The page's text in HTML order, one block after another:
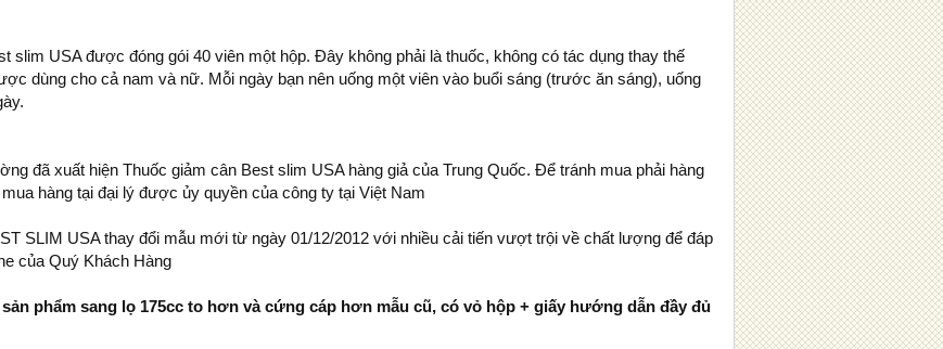
slim USA được đóng gói 40 viên một hộp. Đây không phải là thuốc, không có tác dụng thay thế
dùng cho cả nam và nữ. Mỗi ngày bạn nên uống một viên vào buổi sáng (trước ăn sáng), uống
đã xuất hiện Thuốc giảm cân Best slim USA hàng giả của Trung Quốc. Để tránh mua phải hàng
hàng tại đại lý được ủy quyền của công ty tại Việt Nam
SLIM USA thay đổi mẫu mới từ ngày 01/12/2012 với nhiều cải tiến vượt trội về chất lượng để đáp
của Quý Khách Hàng
sản phẩm sang lọ 175cc to hơn và cứng cáp hơn mẫu cũ, có vỏ hộp + giấy hướng dẫn đầy đủ